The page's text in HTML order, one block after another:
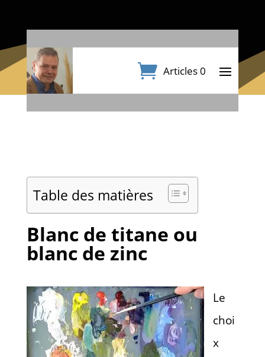
Articles 0
Table des matières
Blanc de titane ou
blanc de zinc
Le
choi
x